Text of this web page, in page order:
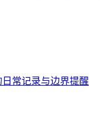
常记录与边界提醒